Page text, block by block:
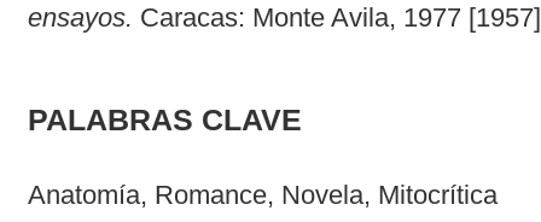
ensayos. Caracas: Monte Avila, 1977
PALABRAS CLAVE
Anatomía, Romance, Novela, Mitocrítica